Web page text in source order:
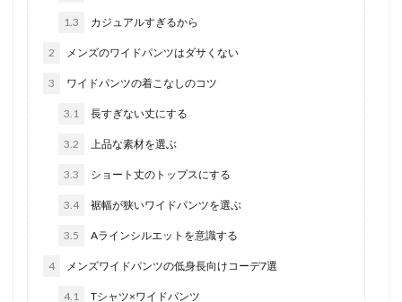
1.3 カジュアルすぎるから
2 メンズのワイドパンツはダサくない
3 ワイドパンツの着こなしのコツ
3.1 長すぎない丈にする
3.2 上品な素材を選ぶ
3.3 ショート丈のトップスにする
3.4 裾幅が狭いワイドパンツを選ぶ
3.5 Aラインシルエットを意識する
4 メンズワイドパンツの低身長向けコーデ7選
4.1 Tシャツ×ワイドパンツ